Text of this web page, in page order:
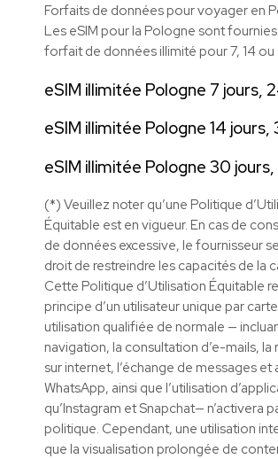
Forfaits de données pour voyager en
Les eSIM pour la Pologne sont
forfait de données illimité pour 7, 14 ou
eSIM illimitée Pologne 7 jours,
eSIM illimitée Pologne 14 jours,
eSIM illimitée Pologne 30
(*) Veuillez noter qu’une Politique
Équitable est en vigueur. En cas de
de données excessive, le fournisseur
droit de restreindre les capacités de la
Cette Politique d’Utilisation Équitable
principe d’un utilisateur unique par
utilisation qualifiée de normale —
navigation, la consultation d’e-mails, la
sur internet, l’échange de messages et
WhatsApp, ainsi que l’utilisation
qu’Instagram et Snapchat— n’activera
politique. Cependant, une utilisation
que la visualisation prolongée de